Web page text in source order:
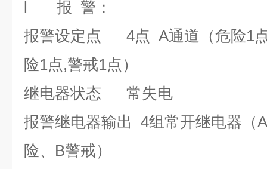
l 报 警：
报警设定点 4点 A通道（危险1
险1点,警戒1点）
继电器状态 常失电
报警继电器输出 4组常开继电器（A
险、 B警戒）